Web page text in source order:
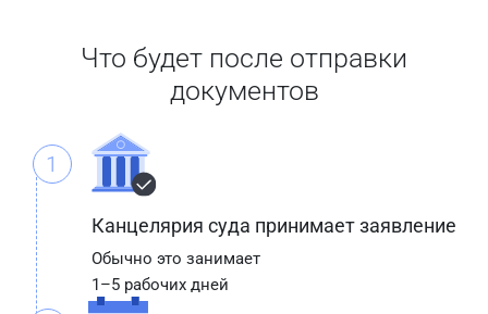
Что будет после отправки
документов
1
Канцелярия суда принимает заявление
Обычно это занимает
1–5 рабочих дней